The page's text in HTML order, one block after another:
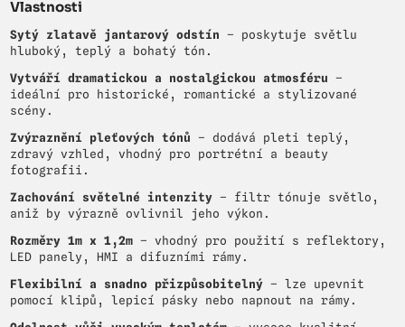
Vlastnosti
Sytý zlatavě jantarový odstín – poskytuje světlu
hluboký, teplý a bohatý tón.
Vytváří dramatickou a nostalgickou atmosféru –
ideální pro historické, romantické a stylizované
scény.
Zvýraznění pleťových tónů – dodává pleti teplý,
zdravý vzhled, vhodný pro portrétní a beauty
fotografii.
Zachování světelné intenzity – filtr tónuje světlo,
aniž by výrazně ovlivnil jeho výkon.
Rozměry 1m x 1,2m – vhodný pro použití s reflektory,
LED panely, HMI a difuzními rámy.
Flexibilní a snadno přizpůsobitelný – lze upevnit
pomocí klipů, lepicí pásky nebo napnout na rámy.